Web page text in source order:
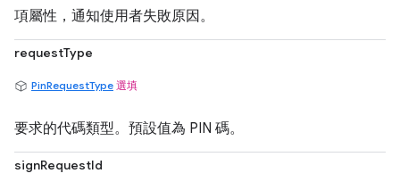
項屬性，通知使用者失敗原因。
requestType
PinRequestType 選填
要求的代碼類型。預設值為 PIN 碼。
signRequestId